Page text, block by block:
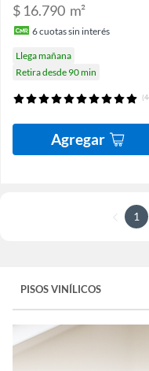
$ 16.790 m²
6cuotas sin interés
Llega mañana
Retira desde 90 min
Agregar
1
PISOS VINÍLICOS